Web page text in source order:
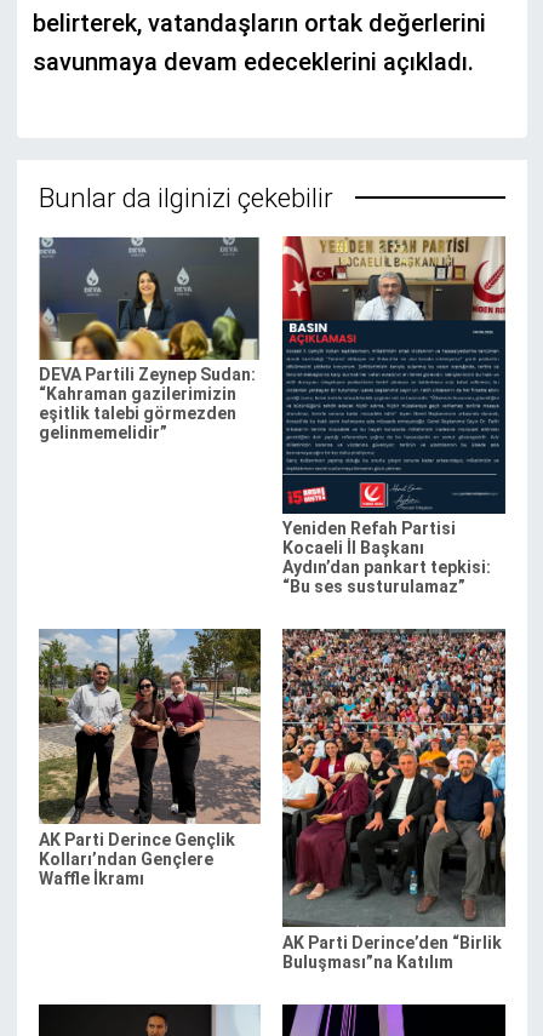
belirterek, vatandaşların ortak değerlerini
savunmaya devam edeceklerini açıkladı.
Bunlar da ilginizi çekebilir
DEVA Partili Zeynep Sudan:
“Kahraman gazilerimizin
eşitlik talebi görmezden
gelinmemelidir”
Yeniden Refah Partisi
Kocaeli İl Başkanı
Aydın’dan pankart tepkisi:
“Bu ses susturulamaz”
AK Parti Derince Gençlik
Kolları’ndan Gençlere
Waffle İkramı
AK Parti Derince’den “Birlik
Buluşması”na Katılım